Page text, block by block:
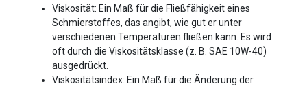
Viskosität: Ein Maß für die Fließfähigkeit eines
Schmierstoffes, das angibt, wie gut er unter
verschiedenen Temperaturen fließen kann. Es wird
oft durch die Viskositätsklasse (z. B. SAE 10W-40)
ausgedrückt.
Viskositätsindex: Ein Maß für die Änderung der